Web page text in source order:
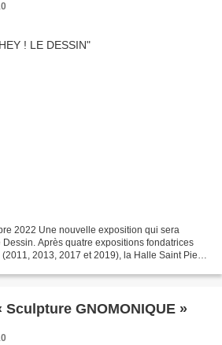
2022 Une nouvelle exposition qui sera
Après quatre expositions fondatrices
2013, 2017 et 2019), la Halle Saint Pierre
Sculpture GNOMONIQUE »